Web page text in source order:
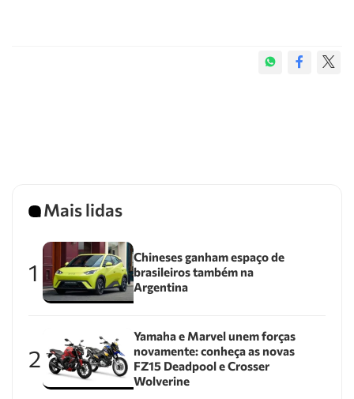
Mais lidas
1
Chineses ganham espaço de
brasileiros também na
Argentina
2
Yamaha e Marvel unem forças
novamente: conheça as novas
FZ15 Deadpool e Crosser
Wolverine